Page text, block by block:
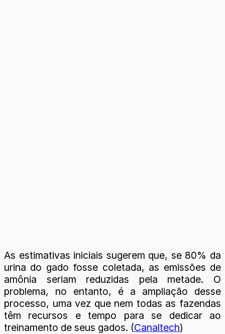
As estimativas iniciais sugerem que, se 80% da
urina do gado fosse coletada, as emissões de
amônia seriam reduzidas pela metade. O
problema, no entanto, é a ampliação desse
processo, uma vez que nem todas as fazendas
têm recursos e tempo para se dedicar ao
treinamento de seus gados. (Canaltech)